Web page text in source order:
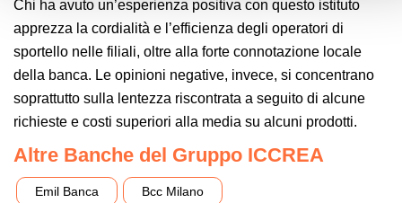
Chi ha avuto un’esperienza positiva con questo istituto
apprezza la cordialità e l’efficienza degli operatori di
sportello nelle filiali, oltre alla forte connotazione locale
della banca. Le opinioni negative, invece, si concentrano
soprattutto sulla lentezza riscontrata a seguito di alcune
richieste e costi superiori alla media su alcuni prodotti.
Altre Banche del Gruppo ICCREA
Emil Banca Bcc Milano